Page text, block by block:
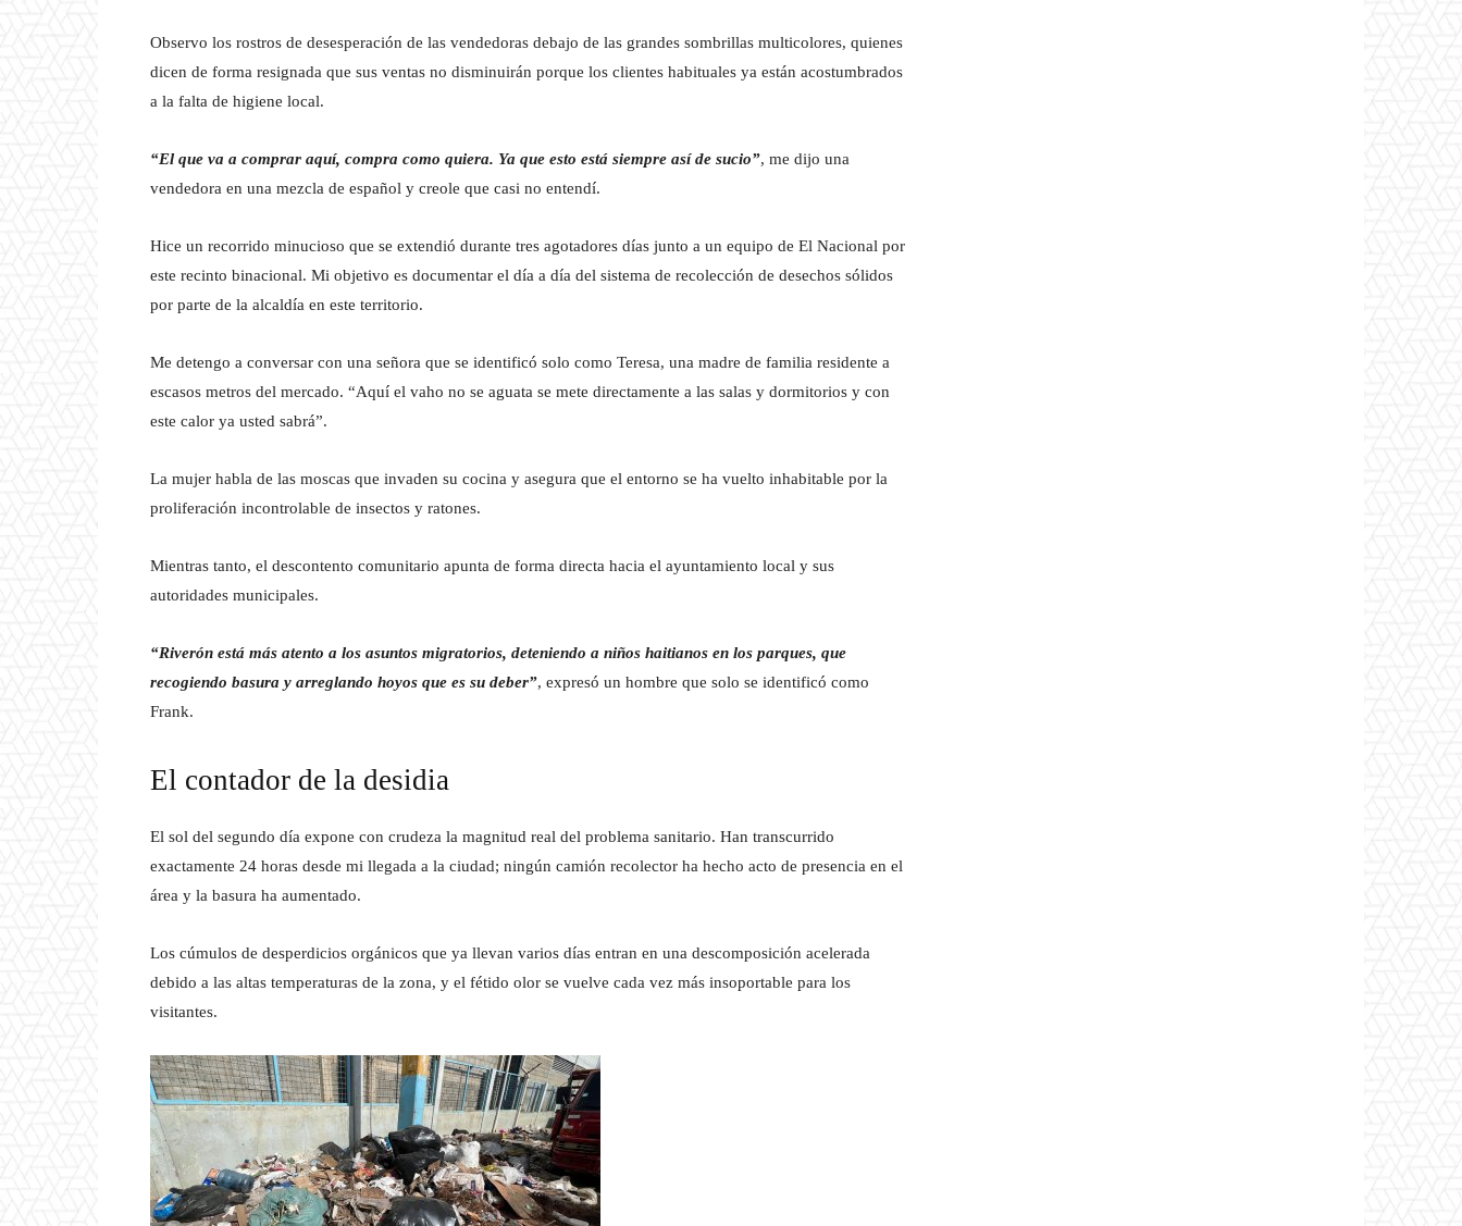
Observo los rostros de desesperación de las vendedoras debajo de las grandes sombrillas multicolores, quienes
dicen de forma resignada que sus ventas no disminuirán porque los clientes habituales ya están acostumbrados
a la falta de higiene local.
“El que va a comprar aquí, compra como quiera. Ya que esto está siempre así de sucio”, me dijo una
vendedora en una mezcla de español y creole que casi no entendí.
Hice un recorrido minucioso que se extendió durante tres agotadores días junto a un equipo de El Nacional por
este recinto binacional. Mi objetivo es documentar el día a día del sistema de recolección de desechos sólidos
por parte de la alcaldía en este territorio.
Me detengo a conversar con una señora que se identificó solo como Teresa, una madre de familia residente a
escasos metros del mercado. “Aquí el vaho no se aguata se mete directamente a las salas y dormitorios y con
este calor ya usted sabrá”.
La mujer habla de las moscas que invaden su cocina y asegura que el entorno se ha vuelto inhabitable por la
proliferación incontrolable de insectos y ratones.
Mientras tanto, el descontento comunitario apunta de forma directa hacia el ayuntamiento local y sus
autoridades municipales.
“Riverón está más atento a los asuntos migratorios, deteniendo a niños haitianos en los parques, que
recogiendo basura y arreglando hoyos que es su deber”, expresó un hombre que solo se identificó como
Frank.
El contador de la desidia
El sol del segundo día expone con crudeza la magnitud real del problema sanitario. Han transcurrido
exactamente 24 horas desde mi llegada a la ciudad; ningún camión recolector ha hecho acto de presencia en el
área y la basura ha aumentado.
Los cúmulos de desperdicios orgánicos que ya llevan varios días entran en una descomposición acelerada
debido a las altas temperaturas de la zona, y el fétido olor se vuelve cada vez más insoportable para los
visitantes.